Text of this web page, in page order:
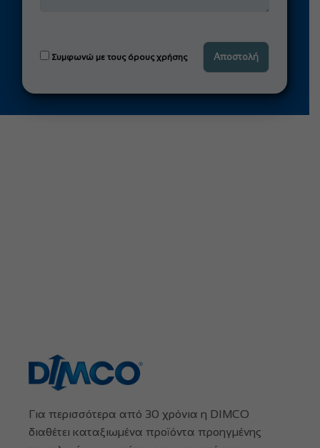
Συμφωνώ με τους όρους χρήσης
Για περισσότερα από 30 χρόνια η DIMCO
διαθέτει καταξιωμένα προϊόντα προηγμένης